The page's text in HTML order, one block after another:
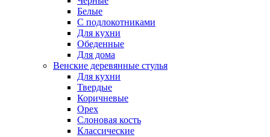
Белые
С подлокотниками
Для кухни
Обеденные
Для дома
Венские деревянные стулья
Для кухни
Твердые
Коричневые
Орех
Слоновая кость
Классические